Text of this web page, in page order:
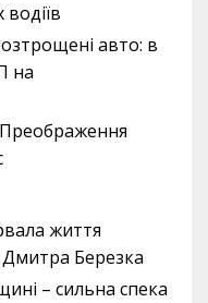
авто: в
на
життя
Березка
– сильна спека